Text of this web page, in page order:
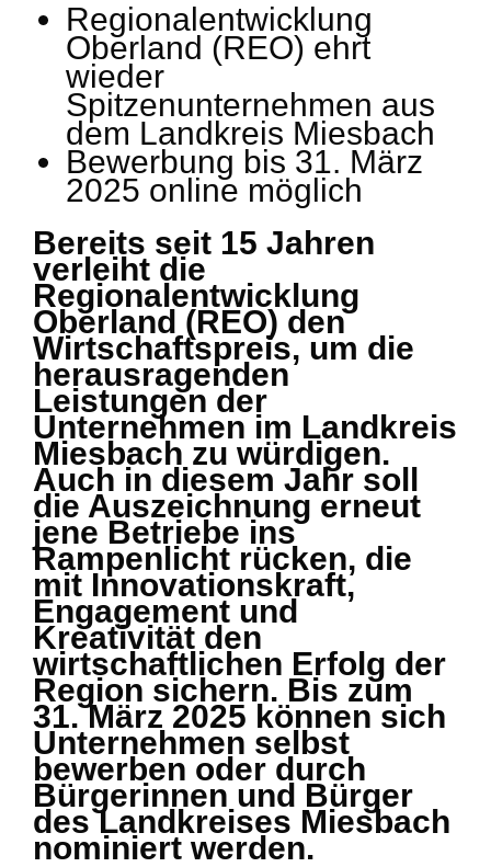
Regionalentwicklung
Oberland (REO) ehrt
wieder
Spitzenunternehmen aus
dem Landkreis Miesbach
Bewerbung bis 31. März
2025 online möglich
Bereits seit 15 Jahren
verleiht die
Regionalentwicklung
Oberland (REO) den
Wirtschaftspreis, um die
herausragenden
Leistungen der
Unternehmen im Landkreis
Miesbach zu würdigen.
Auch in diesem Jahr soll
die Auszeichnung erneut
jene Betriebe ins
Rampenlicht rücken, die
mit Innovationskraft,
Engagement und
Kreativität den
wirtschaftlichen Erfolg der
Region sichern. Bis zum
31. März 2025 können sich
Unternehmen selbst
bewerben oder durch
Bürgerinnen und Bürger
des Landkreises Miesbach
nominiert werden.